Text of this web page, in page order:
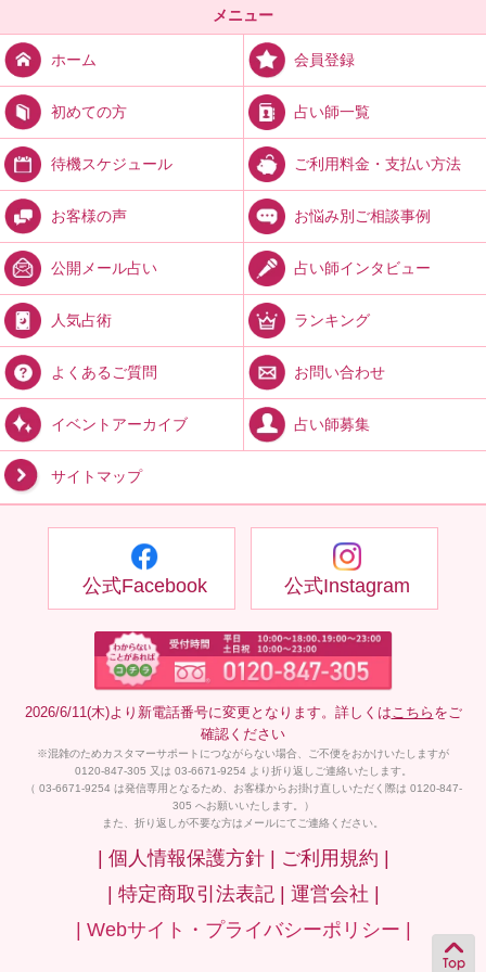
メニュー
ホーム 会員登録
初めての方 占い師一覧
待機スケジュール ご利用料金・支払い方法
お客様の声 お悩み別ご相談事例
公開メール占い 占い師インタビュー
人気占術 ランキング
よくあるご質問 お問い合わせ
イベントアーカイブ 占い師募集
サイトマップ
公式Facebook 公式Instagram
2026/6/11(木)より新電話番号に変更となります。詳しくは こちら をご
確認ください
※混雑のためカスタマーサポートにつながらない場合、ご不便をおかけいたしますが
0120-847-305 又は 03-6671-9254 より折り返しご連絡いたします。
（ 03-6671-9254 は発信専用となるため、お客様からお掛け直しいただく際は 0120-847-
305 へお願いいたします。）
また、折り返しが不要な方はメールにてご連絡ください。
| 個人情報保護方針 | ご利用規約 |
| 特定商取引法表記 | 運営会社 |
| Webサイト・プライバシーポリシー |